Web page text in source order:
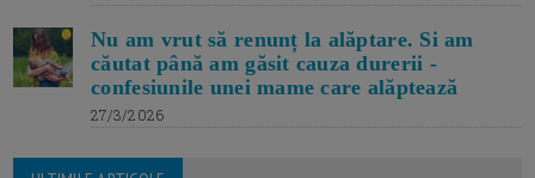
Nu am vrut să renunț la alăptare. Si am
căutat până am găsit cauza durerii -
confesiunile unei mame care alăptează
27/3/2026